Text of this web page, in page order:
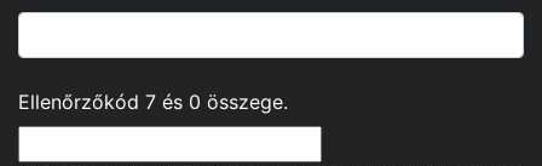
Ellenőrzőkód 7 és 0 összege.